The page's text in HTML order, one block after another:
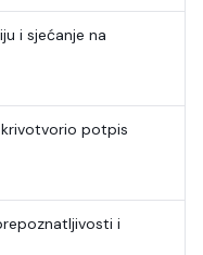
i sjećanje na
potpis
i